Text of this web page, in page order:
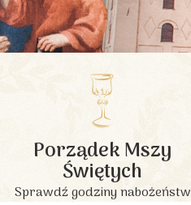
Porządek Mszy
Świętych
Sprawdź godziny nabożeństw